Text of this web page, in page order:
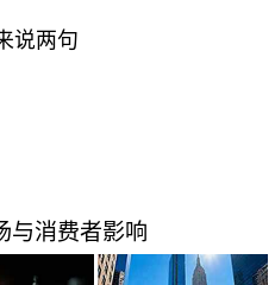
说两句
与消费者影响